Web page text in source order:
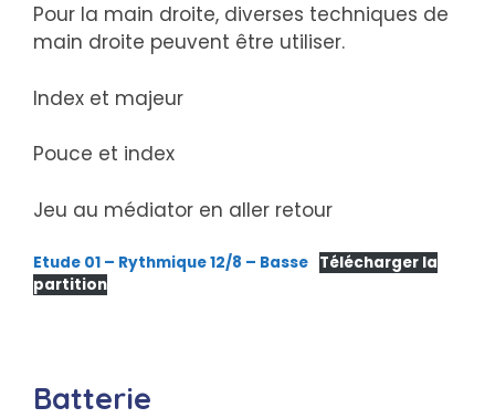
Pour la main droite, diverses techniques de
main droite peuvent être utiliser.
Index et majeur
Pouce et index
Jeu au médiator en aller retour
Etude 01 – Rythmique 12/8 – Basse Télécharger la
partition
Batterie